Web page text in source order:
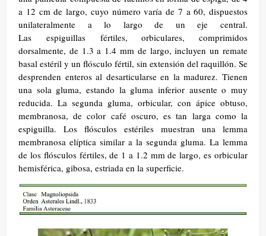
a 12 cm de largo, cuyo número varía de 7 a 60, dispuestos
unilateralmente a lo largo de un eje central.
Las espiguillas fértiles, orbiculares, comprimidos
dorsalmente, de 1.3 a 1.4 mm de largo, incluyen un remate
basal estéril y un flósculo fértil, sin extensión del raquillón. Se
desprenden enteros al desarticularse en la madurez. Tienen
una sola gluma, estando la gluma inferior ausente o muy
reducida. La segunda gluma, orbicular, con ápice obtuso,
membranosa, de color café oscuro, es tan larga como la
espiguilla. Los flósculos estériles muestran una lemma
membranosa elíptica similar a la segunda gluma. La lemma
de los flósculos fértiles, de 1 a 1.2 mm de largo, es orbicular
hemisférica, gibosa, estriada en la superficie.